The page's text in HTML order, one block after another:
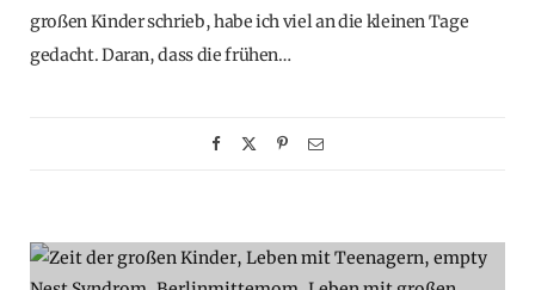
großen Kinder schrieb, habe ich viel an die kleinen Tage
gedacht. Daran, dass die frühen…